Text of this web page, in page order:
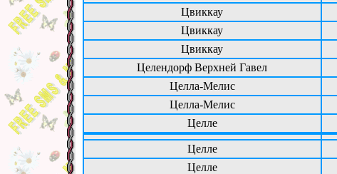
Цвиккау
Цвиккау
Цвиккау
Целендорф Верхней Гавел
Целла-Мелис
Целла-Мелис
Целле
Целле
Целле